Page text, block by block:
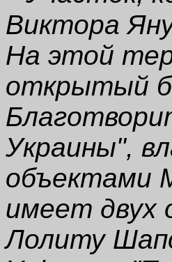
Виктора
На этой
открытый
Украины",
объектами
имеет двух
Лолиту